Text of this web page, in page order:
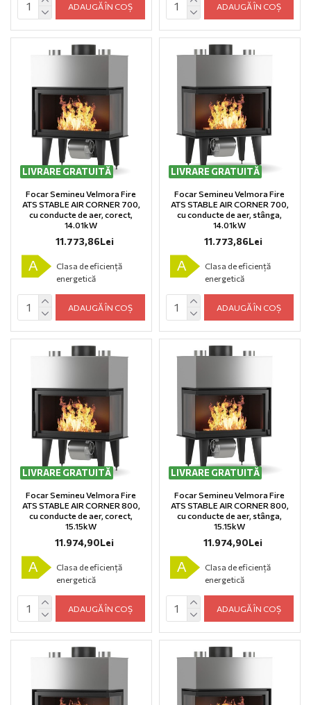
ADAUGĂ ÎN COȘ ADAUGĂ ÎN COȘ
LIVRARE GRATUITĂ
Focar Semineu Velmora Fire
ATS STABLE AIR CORNER 700,
cu conducte de aer, corect,
14.01kW
11.773,86Lei
A
Clasa de eficiență
energetică
ADAUGĂ ÎN COȘ
LIVRARE GRATUITĂ
Focar Semineu Velmora Fire
ATS STABLE AIR CORNER 700,
cu conducte de aer, stânga,
14.01kW
11.773,86Lei
A
Clasa de eficiență
energetică
ADAUGĂ ÎN COȘ
LIVRARE GRATUITĂ
Focar Semineu Velmora Fire
ATS STABLE AIR CORNER 800,
cu conducte de aer, corect,
15.15kW
11.974,90Lei
A
Clasa de eficiență
energetică
ADAUGĂ ÎN COȘ
LIVRARE GRATUITĂ
Focar Semineu Velmora Fire
ATS STABLE AIR CORNER 800,
cu conducte de aer, stânga,
15.15kW
11.974,90Lei
A
Clasa de eficiență
energetică
ADAUGĂ ÎN COȘ